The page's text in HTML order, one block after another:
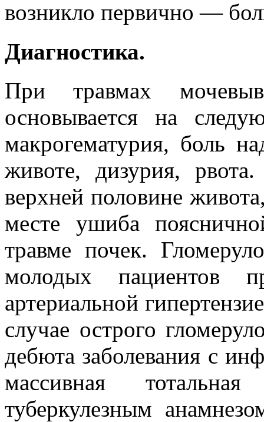
возникло первично —
Диагностика.
При травмах
основывается на
макрогематурия, боль
животе, дизурия,
верхней половине
месте ушиба
травме почек.
молодых пациентов
артериальной
случае острого
дебюта заболевания с
массивная
туберкулезным